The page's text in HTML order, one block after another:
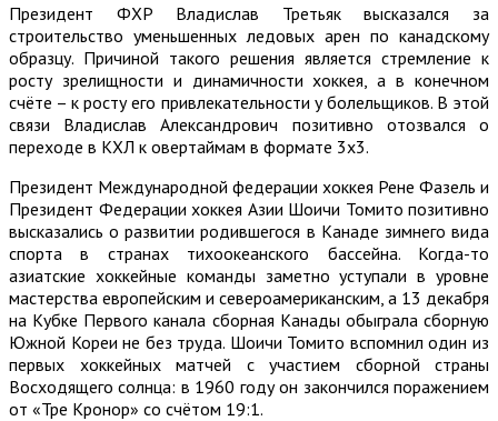
Президент ФХР Владислав Третьяк высказался за
строительство уменьшенных ледовых арен по канадскому
образцу. Причиной такого решения является стремление к
росту зрелищности и динамичности хоккея, а в конечном
счёте – к росту его привлекательности у болельщиков. В этой
связи Владислав Александрович позитивно отозвался о
переходе в КХЛ к овертаймам в формате 3х3.
Президент Международной федерации хоккея Рене Фазель и
Президент Федерации хоккея Азии Шоичи Томито позитивно
высказались о развитии родившегося в Канаде зимнего вида
спорта в странах тихоокеанского бассейна. Когда-то
азиатские хоккейные команды заметно уступали в уровне
мастерства европейским и североамериканским, а 13 декабря
на Кубке Первого канала сборная Канады обыграла сборную
Южной Кореи не без труда. Шоичи Томито вспомнил один из
первых хоккейных матчей с участием сборной страны
Восходящего солнца: в 1960 году он закончился поражением
от «Тре Кронор» со счётом 19:1.